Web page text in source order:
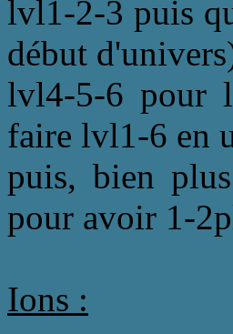
lvl1-2-3 puis
début
lvl4-5-6 pour
faire lvl1-6 en
puis, bien
pour avoir 1-
Ions :